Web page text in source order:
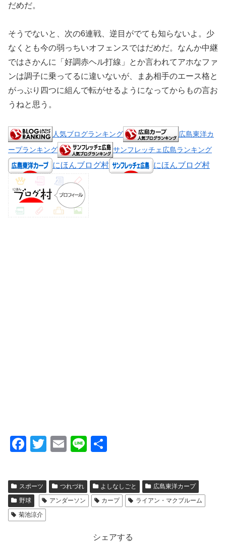
だめだ。
そうでないと、次の6連戦、逆目がでても知らないよ。少
なくとも今の弱っちいオフェンスではだめだ。なんか中継
ではさかんに「好調赤ヘル打線」とか言われてアホなファ
ンは調子に乗ってるに違いないが、まあ相手のエース格と
がっぷり四つに組んで転がせるようになってからもの言お
うねと思う。
人気ブログランキング
広島東洋カ
ープランキング
サンフレッチェ広島ランキング
にほんブログ村 にほんブログ村
F
c
e
b
o
T
tt
er
E
ail
Li
e
スポーツ つれづれ よしなしごと
広島東洋カープ
野球
アンダーソン カープ
ライアン・マクブルーム
菊池涼介
シェアする